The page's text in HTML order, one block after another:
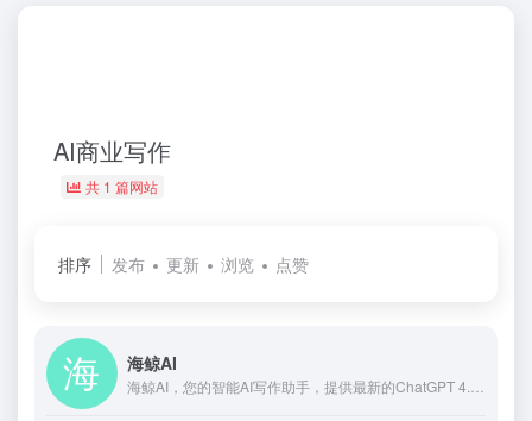
AI商业写作
共 1 篇网站
排序 发布 更新 浏览 点赞
海鲸AI